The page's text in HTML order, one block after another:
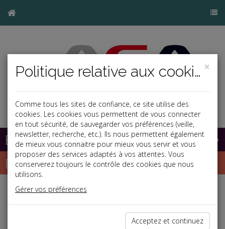
Base documentaire
Dépêches
Liste des dernières dépêches
×
Politique relative aux cookies
Comme tous les sites de confiance, ce site utilise des
cookies. Les cookies vous permettent de vous connecter
en tout sécurité, de sauvegarder vos préférences (veille,
newsletter, recherche, etc.). Ils nous permettent également
de mieux vous connaitre pour mieux vous servir et vous
proposer des services adaptés à vos attentes. Vous
conserverez toujours le contrôle des cookies que nous
utilisons.
Gérer vos préférences
Acceptez et continuez